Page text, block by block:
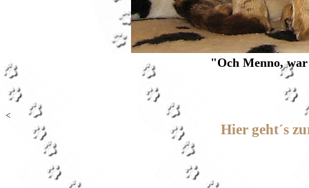
"Och Menno,
<
Hier geht´s